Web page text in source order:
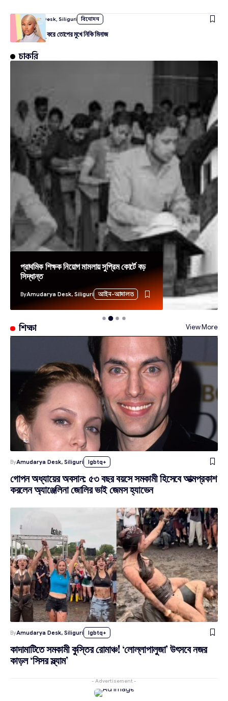
By Amudarya Desk, Siliguri বিনোদন
সাবস্ক্রিপশন চালু করে তোপের মুখে নিকি মিনাজ
চাকরি
প্রাথমিক শিক্ষক নিয়োগ মামলায় সুপ্রিম কোর্টে বড়
সিদ্ধান্ত
ByAmudarya Desk, Siliguri আইন-আদালত
শিক্ষা View More
ByAmudarya Desk, Siliguri lgbtq+
গোপন অধ্যায়ের অবসান: ৫৩ বছর বয়সে সমকামী হিসেবে আত্মপ্রকাশ
করলেন অ্যাঞ্জেলিনা জোলির ভাই জেমস হ্যাভেন
ByAmudarya Desk, Siliguri lgbtq+
কাদামাটিতে সমকামী কুস্তির রোমাঞ্চ! ‘লোল্লাপালুজা’ উৎসবে নজর
কাড়ল ‘সিসর স্ল্যাম’
- Advertisement -